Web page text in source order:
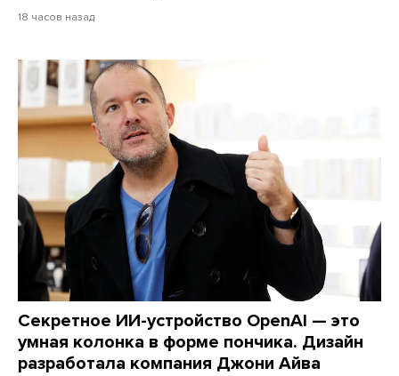
18 часов назад
Секретное ИИ-устройство OpenAI — это
умная колонка в форме пончика. Дизайн
разработала компания Джони Айва